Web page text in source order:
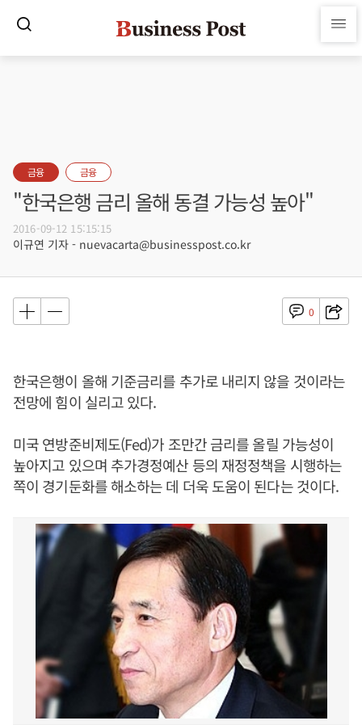
금융 금융
"한국은행 금리 올해 동결 가능성 높아"
2016-09-12 15:15:15
이규연 기자 - nuevacarta@businesspost.co.kr
0
한국은행이 올해 기준금리를 추가로 내리지 않을 것이라는
전망에 힘이 실리고 있다.
미국 연방준비제도(Fed)가 조만간 금리를 올릴 가능성이
높아지고 있으며 추가경정예산 등의 재정정책을 시행하는
쪽이 경기둔화를 해소하는 데 더욱 도움이 된다는 것이다.